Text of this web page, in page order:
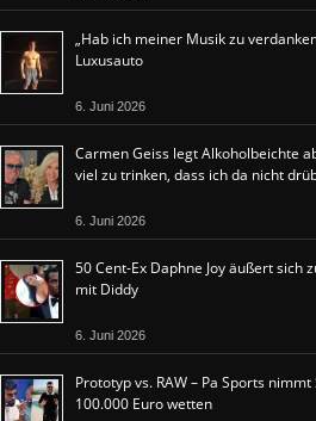
„Hab ich meiner Musik zu
Luxusauto
6. Juni 2026
Carmen Geiss legt Alkoholbeichte
viel zu trinken, dass ich da nicht
6. Juni 2026
50 Cent-Ex Daphne Joy äußert sich
mit Diddy
6. Juni 2026
Prototyp vs. RAW – Pa Sports
100.000 Euro wetten